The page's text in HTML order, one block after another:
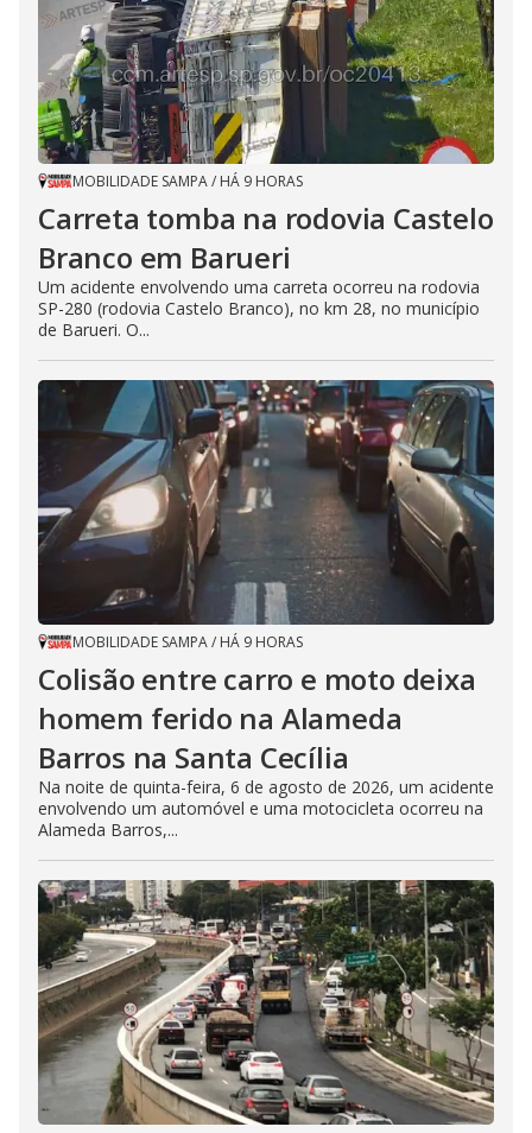
MOBILIDADE SAMPA/ HÁ 9 HORAS
Carreta tomba na rodovia Castelo
Branco em Barueri
Um acidente envolvendo uma carreta ocorreu na rodovia
SP-280 (rodovia Castelo Branco), no km 28, no município
de Barueri. O...
MOBILIDADE SAMPA/ HÁ 9 HORAS
Colisão entre carro e moto deixa
homem ferido na Alameda
Barros na Santa Cecília
Na noite de quinta-feira, 6 de agosto de 2026, um acidente
envolvendo um automóvel e uma motocicleta ocorreu na
Alameda Barros,...